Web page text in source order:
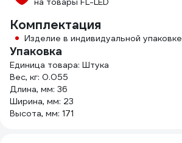
Комплектация
Изделие в индивидуальной упаковке
Упаковка
Единица товара: Штука
Вес, кг: 0.055
Длина, мм: 36
Ширина, мм: 23
Высота, мм: 171